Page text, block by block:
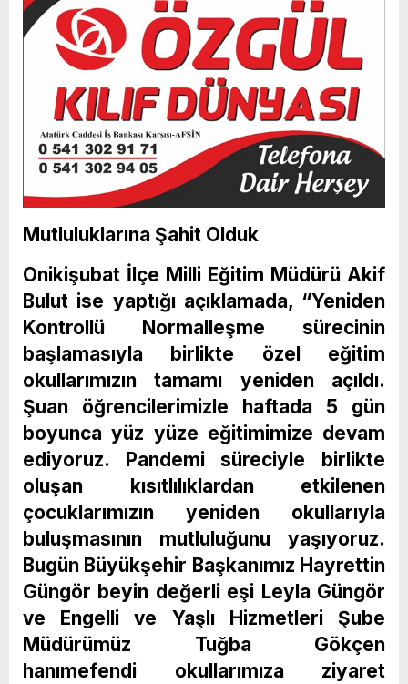
Mutluluklarına Şahit Olduk
Onikişubat İlçe Milli Eğitim Müdürü Akif
Bulut ise yaptığı açıklamada, “Yeniden
Kontrollü Normalleşme sürecinin
başlamasıyla birlikte özel eğitim
okullarımızın tamamı yeniden açıldı.
Şuan öğrencilerimizle haftada 5 gün
boyunca yüz yüze eğitimimize devam
ediyoruz. Pandemi süreciyle birlikte
oluşan kısıtlılıklardan etkilenen
çocuklarımızın yeniden okullarıyla
buluşmasının mutluluğunu yaşıyoruz.
Bugün Büyükşehir Başkanımız Hayrettin
Güngör beyin değerli eşi Leyla Güngör
ve Engelli ve Yaşlı Hizmetleri Şube
Müdürümüz Tuğba Gökçen
hanımefendi okullarımıza ziyaret